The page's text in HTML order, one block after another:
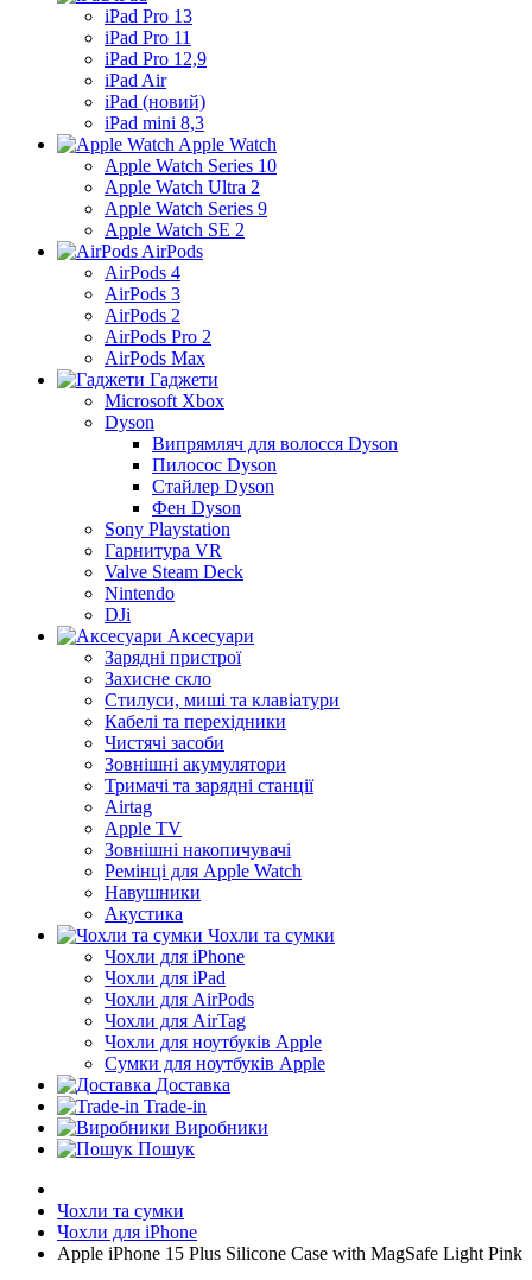
iPad Pro 13
iPad Pro 11
iPad Pro 12,9
iPad Air
iPad (новий)
iPad mini 8,3
Apple Watch
Apple Watch Series 10
Apple Watch Ultra 2
Apple Watch Series 9
Apple Watch SE 2
AirPods
AirPods 4
AirPods 3
AirPods 2
AirPods Pro 2
AirPods Max
Гаджети
Microsoft Xbox
Dyson
Випрямляч для волосся Dyson
Пилосос Dyson
Стайлер Dyson
Фен Dyson
Sony Playstation
Гарнитура VR
Valve Steam Deck
Nintendo
DJi
Аксесуари
Зарядні пристрої
Захисне скло
Стилуси, миші та клавіатури
Кабелі та перехідники
Чистячі засоби
Зовнішні акумулятори
Тримачі та зарядні станції
Airtag
Apple TV
Зовнішні накопичувачі
Ремінці для Apple Watch
Навушники
Акустика
Чохли та сумки
Чохли для iPhone
Чохли для iPad
Чохли для AirPods
Чохли для AirTag
Чохли для ноутбуків Apple
Сумки для ноутбуків Apple
Доставка
Trade-in
Виробники
Пошук
Чохли та сумки
Чохли для iPhone
Apple iPhone 15 Plus Silicone Case with MagSafe Light Pink